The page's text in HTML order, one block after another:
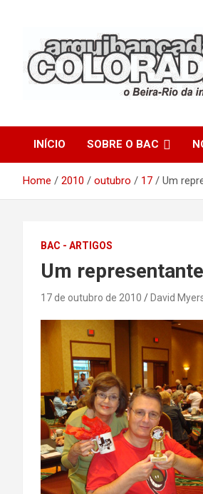
INÍCIO SOBRE O BAC
Home 2010 outubro 17 Um
BAC - ARTIGOS
Um
17 de outubro de 2010 David